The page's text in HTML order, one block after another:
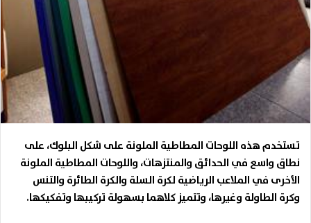
تستخدم هذه اللوحات المطاطية الملونة على شكل البلوك، على
نطاق واسع في الحدائق والمنتزهات، واللوحات المطاطية الملونة
الأخرى في الملاعب الرياضية لكرة السلة والكرة الطائرة والتنس
وكرة الطاولة وغيرها، وتتميز كلاهما بسهولة تركيبها وتفكيكها.